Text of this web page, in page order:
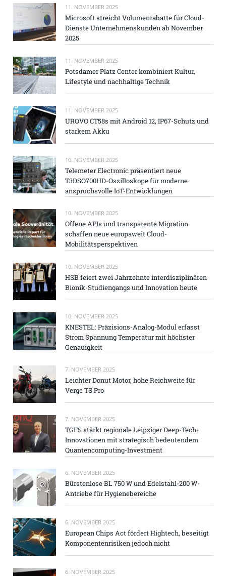
11. NOVEMBER 2025
Microsoft streicht Volumenrabatte für Cloud-
Dienste Unternehmenskunden ab November
2025
11. NOVEMBER 2025
Potsdamer Platz Center kombiniert Kultur,
Lifestyle und nachhaltige Technik
11. NOVEMBER 2025
UROVO CT58s mit Android 12, IP67-Schutz und
starkem Akku
10. NOVEMBER 2025
Telemeter Electronic präsentiert neue
T3DSO700HD-Oszilloskope für moderne
anspruchsvolle IoT-Entwicklungen
10. NOVEMBER 2025
Offene APIs und transparente Migration
schaffen neue europaweit Cloud-
Mobilitätsperspektiven
10. NOVEMBER 2025
HSB feiert zwei Jahrzehnte interdisziplinären
Bionik-Studiengangs und Innovation heute
10. NOVEMBER 2025
KNESTEL: Präzisions-Analog-Modul erfasst
Strom Spannung Temperatur mit höchster
Genauigkeit
7. NOVEMBER 2025
Leichter Donut Motor, hohe Reichweite für
Verge TS Pro
7. NOVEMBER 2025
TGFS stärkt regionale Leipziger Deep-Tech-
Innovationen mit strategisch bedeutendem
Quantencomputing-Investment
6. NOVEMBER 2025
Bürstenlose BL 750 W und Edelstahl-200 W-
Antriebe für Hygienebereiche
6. NOVEMBER 2025
European Chips Act fördert Hightech, beseitigt
Komponentenrisiken jedoch nicht
6. NOVEMBER 2025